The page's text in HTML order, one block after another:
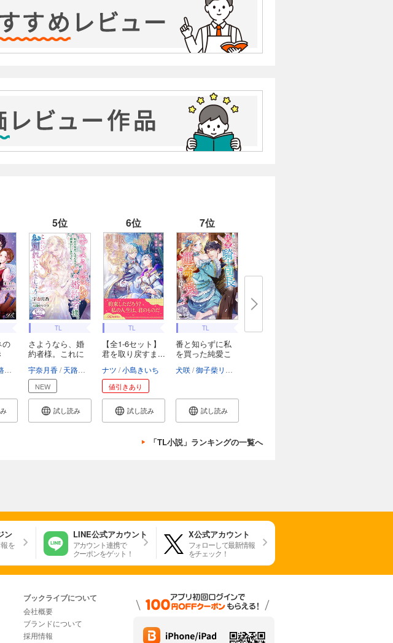
の
づ
5位
TL
さようなら、婚
約者様。これに
宇奈月香 天路ゆうつづ
NEW
試し読み
6位
TL
【全1-6セット】
君を取り戻すま...
ナツ 小島きいち
値引きあり
試し読み
7位
TL
番と知らずに私
を買った純愛こ
犬咲 御子柴リョウ
試し読み
「TL小説」ランキングの一覧へ
ン
を
LINE公式アカウント
アカウント連携で
クーポンをゲット！
X公式アカウント
フォローして最新情報
をチェック！
ブックライブについて
会社概要
ブランドについて
採用情報